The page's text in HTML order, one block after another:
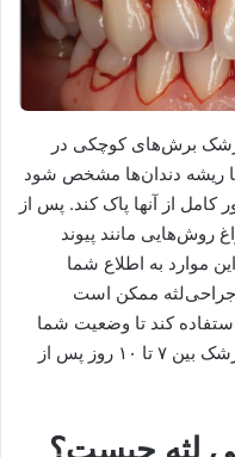
برش‌های کوچکی در
ریشه دندان‌ها مشخص شود
کامل از آنها پاک کند. پس از
روش‌هایی مانند پیوند
موارد به اطلاع شما
ممکن است
کند تا وضعیت شما
پایدار باشد. در این حالت معمولاً دندانپزشک بین ۷ تا ۱۰ روز پس از